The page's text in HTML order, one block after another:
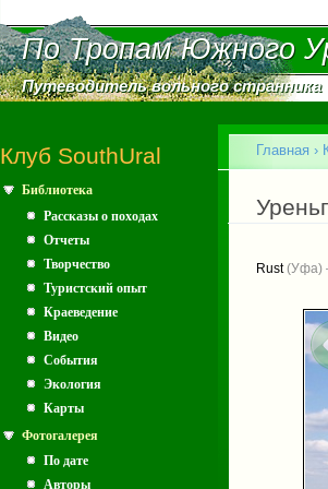
По Тропам Южного
По Тропам Южного
Путеводитель вольного странника
Путеводитель вольного странника
Клуб SouthUral
Библиотека
Рассказы о походах
Отчеты
Творчество
Туристский опыт
Краеведение
Видео
События
Экология
Карты
Фотогалерея
По дате
Авторы
Вы
Главная ›
Rust(Уфа)